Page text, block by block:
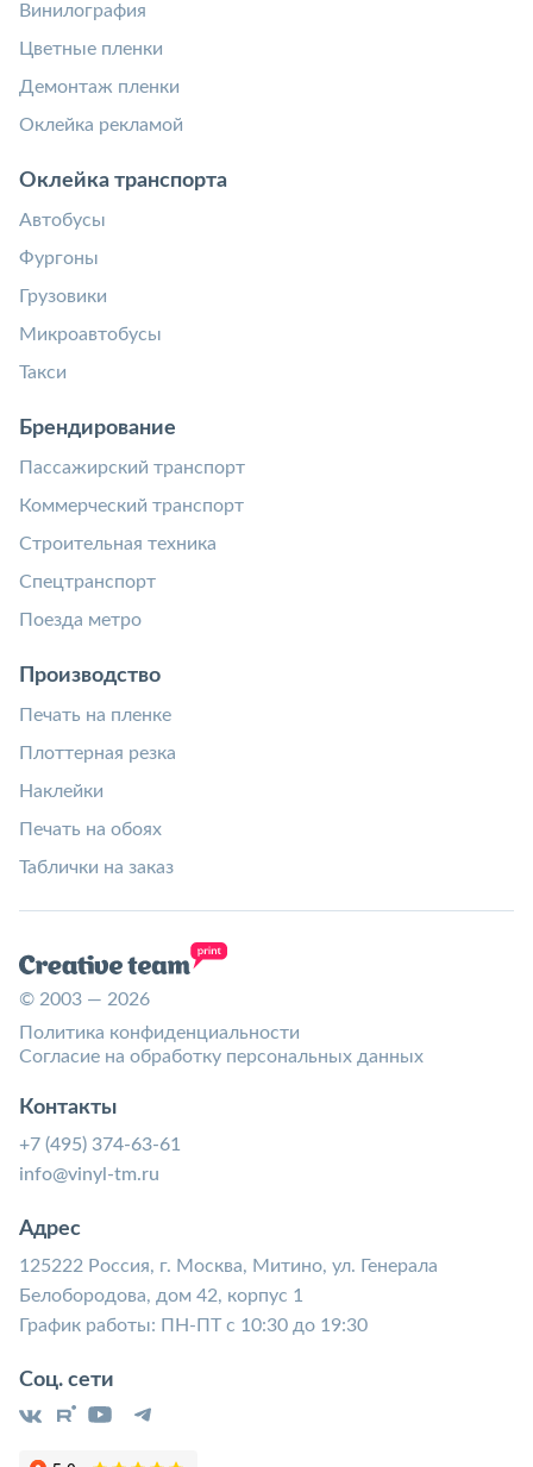
Винилография
Цветные пленки
Демонтаж пленки
Оклейка рекламой
Оклейка транспорта
Автобусы
Фургоны
Грузовики
Микроавтобусы
Такси
Брендирование
Пассажирский транспорт
Коммерческий транспорт
Строительная техника
Спецтранспорт
Поезда метро
Производство
Печать на пленке
Плоттерная резка
Наклейки
Печать на обоях
Таблички на заказ
© 2003 — 2026
Политика конфиденциальности
Согласие на обработку персональных данных
Контакты
+7 (495) 374-63-61
info@vinyl-tm.ru
Адрес
125222 Россия, г. Москва, Митино, ул. Генерала
Белобородова, дом 42, корпус 1
График работы: ПН-ПТ с 10:30 до 19:30
Соц. сети